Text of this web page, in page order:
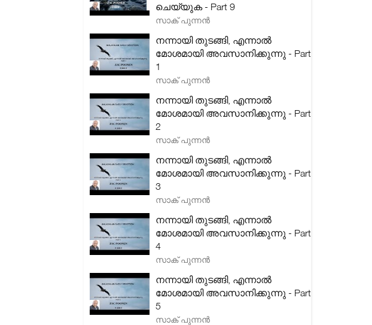
ചെയ്യുക - Part 9
സാക് പുന്നൻ
നന്നായി തുടങ്ങി, എന്നാൽ
മോശമായി അവസാനിക്കുന്നു - Part
1
സാക് പുന്നൻ
നന്നായി തുടങ്ങി, എന്നാൽ
മോശമായി അവസാനിക്കുന്നു - Part
2
സാക് പുന്നൻ
നന്നായി തുടങ്ങി, എന്നാൽ
മോശമായി അവസാനിക്കുന്നു - Part
3
സാക് പുന്നൻ
നന്നായി തുടങ്ങി, എന്നാൽ
മോശമായി അവസാനിക്കുന്നു - Part
4
സാക് പുന്നൻ
നന്നായി തുടങ്ങി, എന്നാൽ
മോശമായി അവസാനിക്കുന്നു - Part
5
സാക് പുന്നൻ